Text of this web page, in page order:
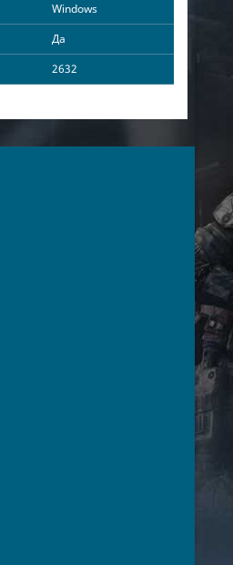
Windows
Да
2632